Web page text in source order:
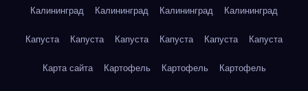
Калининград Калининград Калининград Калининград
Капуста Капуста Капуста Капуста Капуста Капуста
Карта сайта Картофель Картофель Картофель